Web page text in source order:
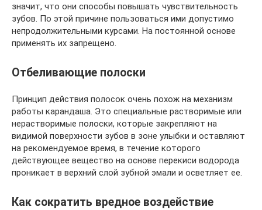
значит, что они способы повышать чувствительность
зубов. По этой причине пользоваться ими допустимо
непродолжительными курсами. На постоянной основе
применять их запрещено.
Отбеливающие полоски
Принцип действия полосок очень похож на механизм
работы карандаша. Это специальные растворимые или
нерастворимые полоски, которые закрепляют на
видимой поверхности зубов в зоне улыбки и оставляют
на рекомендуемое время, в течение которого
действующее вещество на основе перекиси водорода
проникает в верхний слой зубной эмали и осветляет ее.
Как сократить вредное воздействие